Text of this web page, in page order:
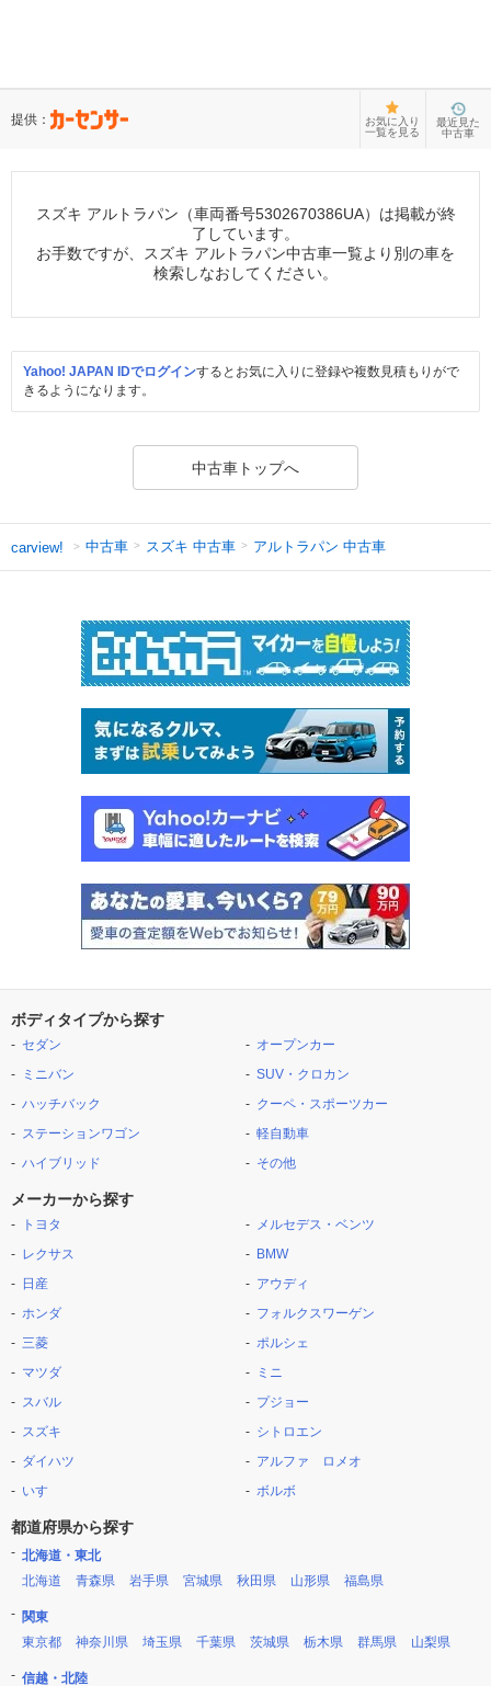
提供：
お気に入り
一覧を見る
最近見た
中古車
スズキ アルトラパン（車両番号5302670386UA）は掲載が終
了しています。
お手数ですが、スズキ アルトラパン中古車一覧より別の車を
検索しなおしてください。
Yahoo! JAPAN IDでログインするとお気に入りに登録や複数見積もりがで
きるようになります。
中古車トップへ
carview! 中古車 スズキ 中古車 アルトラパン 中古車
ボディタイプから探す
セダン
ミニバン
ハッチバック
ステーションワゴン
ハイブリッド
オープンカー
SUV・クロカン
クーペ・スポーツカー
軽自動車
その他
メーカーから探す
トヨタ
レクサス
日産
ホンダ
三菱
マツダ
スバル
スズキ
ダイハツ
いすゞ
メルセデス・ベンツ
BMW
アウディ
フォルクスワーゲン
ポルシェ
ミニ
プジョー
シトロエン
アルファ ロメオ
ボルボ
都道府県から探す
北海道・東北
北海道
青森県 岩手県 宮城県 秋田県 山形県 福島県
関東
東京都
神奈川県 埼玉県 千葉県 茨城県 栃木県 群馬県 山梨県
信越・北陸